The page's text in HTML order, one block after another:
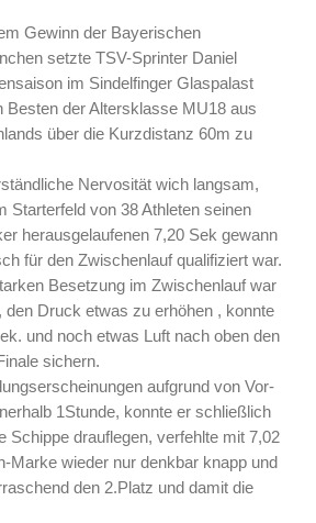
Gewinn der Bayerischen
setzte TSV-Sprinter Daniel
im Sindelfinger Glaspalast
Besten der Altersklasse MU18 aus
über die Kurzdistanz 60m zu
Nervosität wich langsam,
Starterfeld von 38 Athleten seinen
herausgelaufenen 7,20 Sek gewann
für den Zwischenlauf qualifiziert war.
Besetzung im Zwischenlauf war
den Druck etwas zu erhöhen , konnte
und noch etwas Luft nach oben den
sichern.
aufgrund von Vor-
1Stunde, konnte er schließlich
Schippe drauflegen, verfehlte mit 7,02
Marke wieder nur denkbar knapp und
den 2.Platz und damit die